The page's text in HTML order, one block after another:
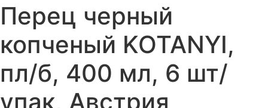
Перец черный
копченый KOTANYI,
пл/б, 400 мл, 6 шт/
упак, Австрия